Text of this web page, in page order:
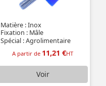
Matière : Inox
Fixation : Mâle
Spécial : Agrolimentaire
A partir de 11,21 €HT
Voir